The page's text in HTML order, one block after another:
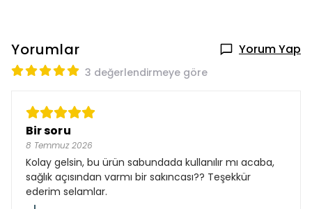
Yorumlar Yorum Yap
3 değerlendirmeye göre
Bir soru
8 Temmuz 2026
Kolay gelsin, bu ürün sabundada kullanılır mı acaba,
sağlık açısından varmı bir sakıncası?? Teşekkür
ederim selamlar.